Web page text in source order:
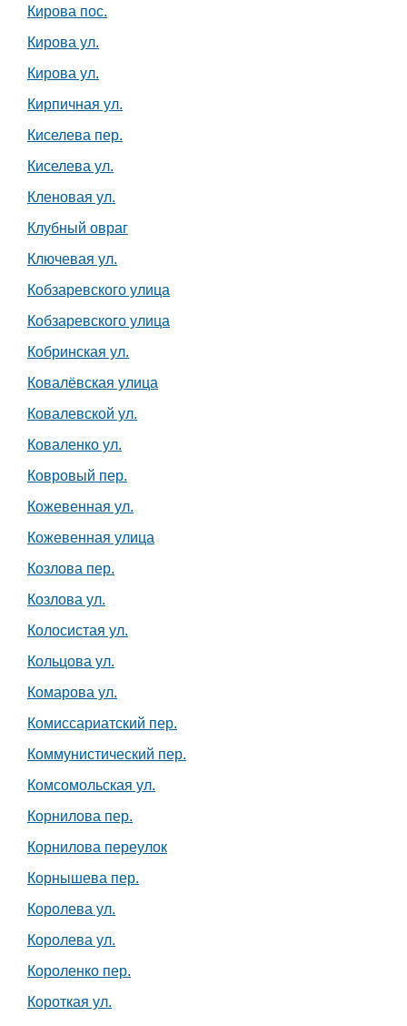
Кирова пос.
Кирова ул.
Кирова ул.
Кирпичная ул.
Киселева пер.
Киселева ул.
Кленовая ул.
Клубный овраг
Ключевая ул.
Кобзаревского улица
Кобзаревского улица
Кобринская ул.
Ковалёвская улица
Ковалевской ул.
Коваленко ул.
Ковровый пер.
Кожевенная ул.
Кожевенная улица
Козлова пер.
Козлова ул.
Колосистая ул.
Кольцова ул.
Комарова ул.
Комиссариатский пер.
Коммунистический пер.
Комсомольская ул.
Корнилова пер.
Корнилова переулок
Корнышева пер.
Королева ул.
Королева ул.
Короленко пер.
Короткая ул.